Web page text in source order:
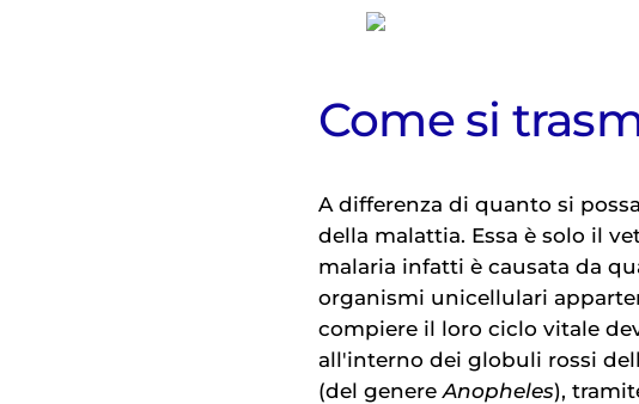
Come si
A differenza di quanto si
della malattia. Essa è solo il
malaria infatti è causata da
organismi unicellulari
compiere il loro ciclo vitale
all'interno dei globuli rossi
(del genere Anopheles),